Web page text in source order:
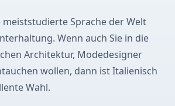
Sprache der Welt
Wenn auch Sie in die
Architektur, Modedesigner
wollen, dann ist Italienisch
Wahl.